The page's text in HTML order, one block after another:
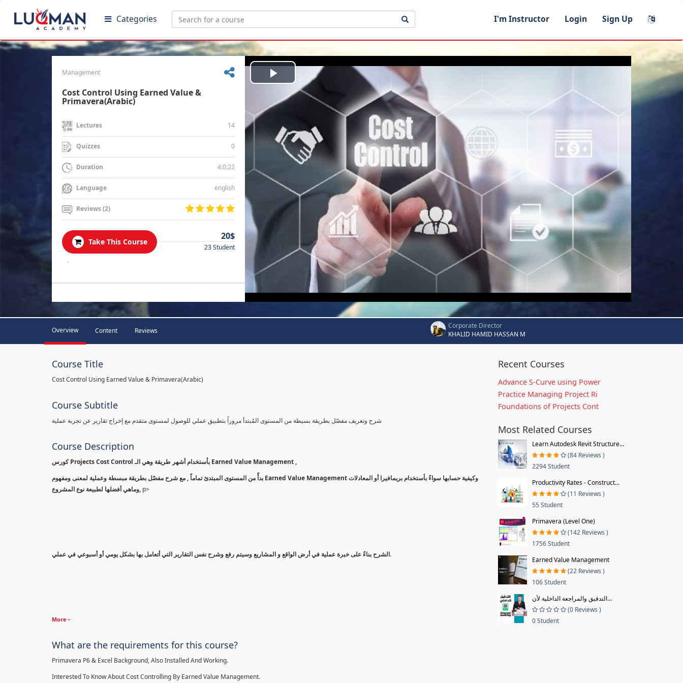
Categories I'm Instructor Login Sign Up
Management
Cost Control Using Earned Value &
Primavera(Arabic)
Lectures 14
Quizzes 0
Duration 4:0:22
Language english
Reviews (2)
Take This Course
20$
23 Student
.
Play
Video
Overview Content Reviews
Corporate Director
KHALID HAMID HASSAN M
Course Title
Cost Control Using Earned Value & Primavera(Arabic)
Course Subtitle
شرح وتعريف مفصّل بطريقة بسيطة من المستوى المُبتدأ مروراً بتطبيق عملي للوصول لمستوى متقدم مع إخراج تقارير عن تجربة عملية
Course Description
كورس Projects Cost Control بأستخدام أشهر طريقة وهي الـ Earned Value Management ,
بدأً من المستوى المبتدئ تماماً , مع شرح مفصّل بطريقة مبسطة وعملية لمعنى ومفهوم Earned Value Management وكيفية حسابها سواءً بأستخدام بريمافيرا أو المعادلات
وماهي أفضلها لطبيعة نوع المشروع, p>
الشرح بناءً على خبرة عملية في أرض الواقع و المشاريع وسيتم رفع وشرح نفس التقارير التي أتعامل بها بشكل يومي أو أسبوعي في عملي.
More
What are the requirements for this course?
Primavera P6 & Excel Background, Also Installed And Working.
Interested To Know About Cost Controlling By Earned Value Management.
Recent Courses
Advance S-Curve using Power
Practice Managing Project Ri
Foundations of Projects Cont
Most Related Courses
Learn Autodesk Revit Structure...
(84 Reviews )
2294 Student
Productivity Rates - Construct...
(11 Reviews )
55 Student
Primavera (Level One)
(142 Reviews )
1756 Student
Earned Value Management
(22 Reviews )
106 Student
التدقيق والمراجعة الداخلية لأن...
(0 Reviews )
0 Student